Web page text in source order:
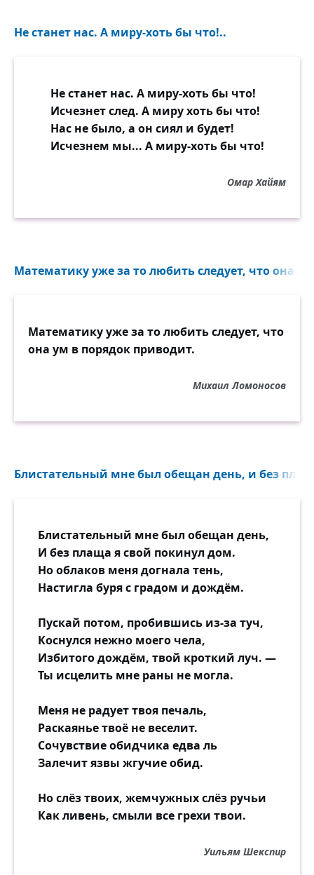
Не станет нас. А миру-хоть бы что!..
Не станет нас. А миру-хоть бы что!
Исчезнет след. А миру хоть бы что!
Нас не было, а он сиял и будет!
Исчезнем мы... А миру-хоть бы что!
Омар Хайям
Математику уже за то любить следует, что она
Математику уже за то любить следует, что
она ум в порядок приводит.
Михаил Ломоносов
Блистательный мне был обещан день, и без
Блистательный мне был обещан день,
И без плаща я свой покинул дом.
Но облаков меня догнала тень,
Настигла буря с градом и дождём.
Пускай потом, пробившись из-за туч,
Коснулся нежно моего чела,
Избитого дождём, твой кроткий луч. —
Ты исцелить мне раны не могла.
Меня не радует твоя печаль,
Раскаянье твоё не веселит.
Сочувствие обидчика едва ль
Залечит язвы жгучие обид.
Но слёз твоих, жемчужных слёз ручьи
Как ливень, смыли все грехи твои.
Уильям Шекспир